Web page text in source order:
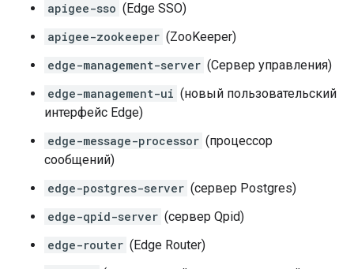
apigee-sso (Edge SSO)
apigee-zookeeper (ZooKeeper)
edge-management-server (Сервер управления)
edge-management-ui (новый пользовательский
интерфейс Edge)
edge-message-processor (процессор
сообщений)
edge-postgres-server (сервер Postgres)
edge-qpid-server (сервер Qpid)
edge-router (Edge Router)